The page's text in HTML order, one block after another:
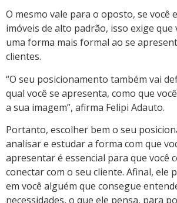
O mesmo vale para o oposto, se você
imóveis de alto padrão, isso exige que
uma forma mais formal ao se
clientes.
“O seu posicionamento também vai
qual você se apresenta, como que
a sua imagem”, afirma Felipi Adauto.
Portanto, escolher bem o seu
analisar e estudar a forma com que
apresentar é essencial para que você
conectar com o seu cliente. Afinal, ele
em você alguém que consegue
necessidades, o que ele pensa, para